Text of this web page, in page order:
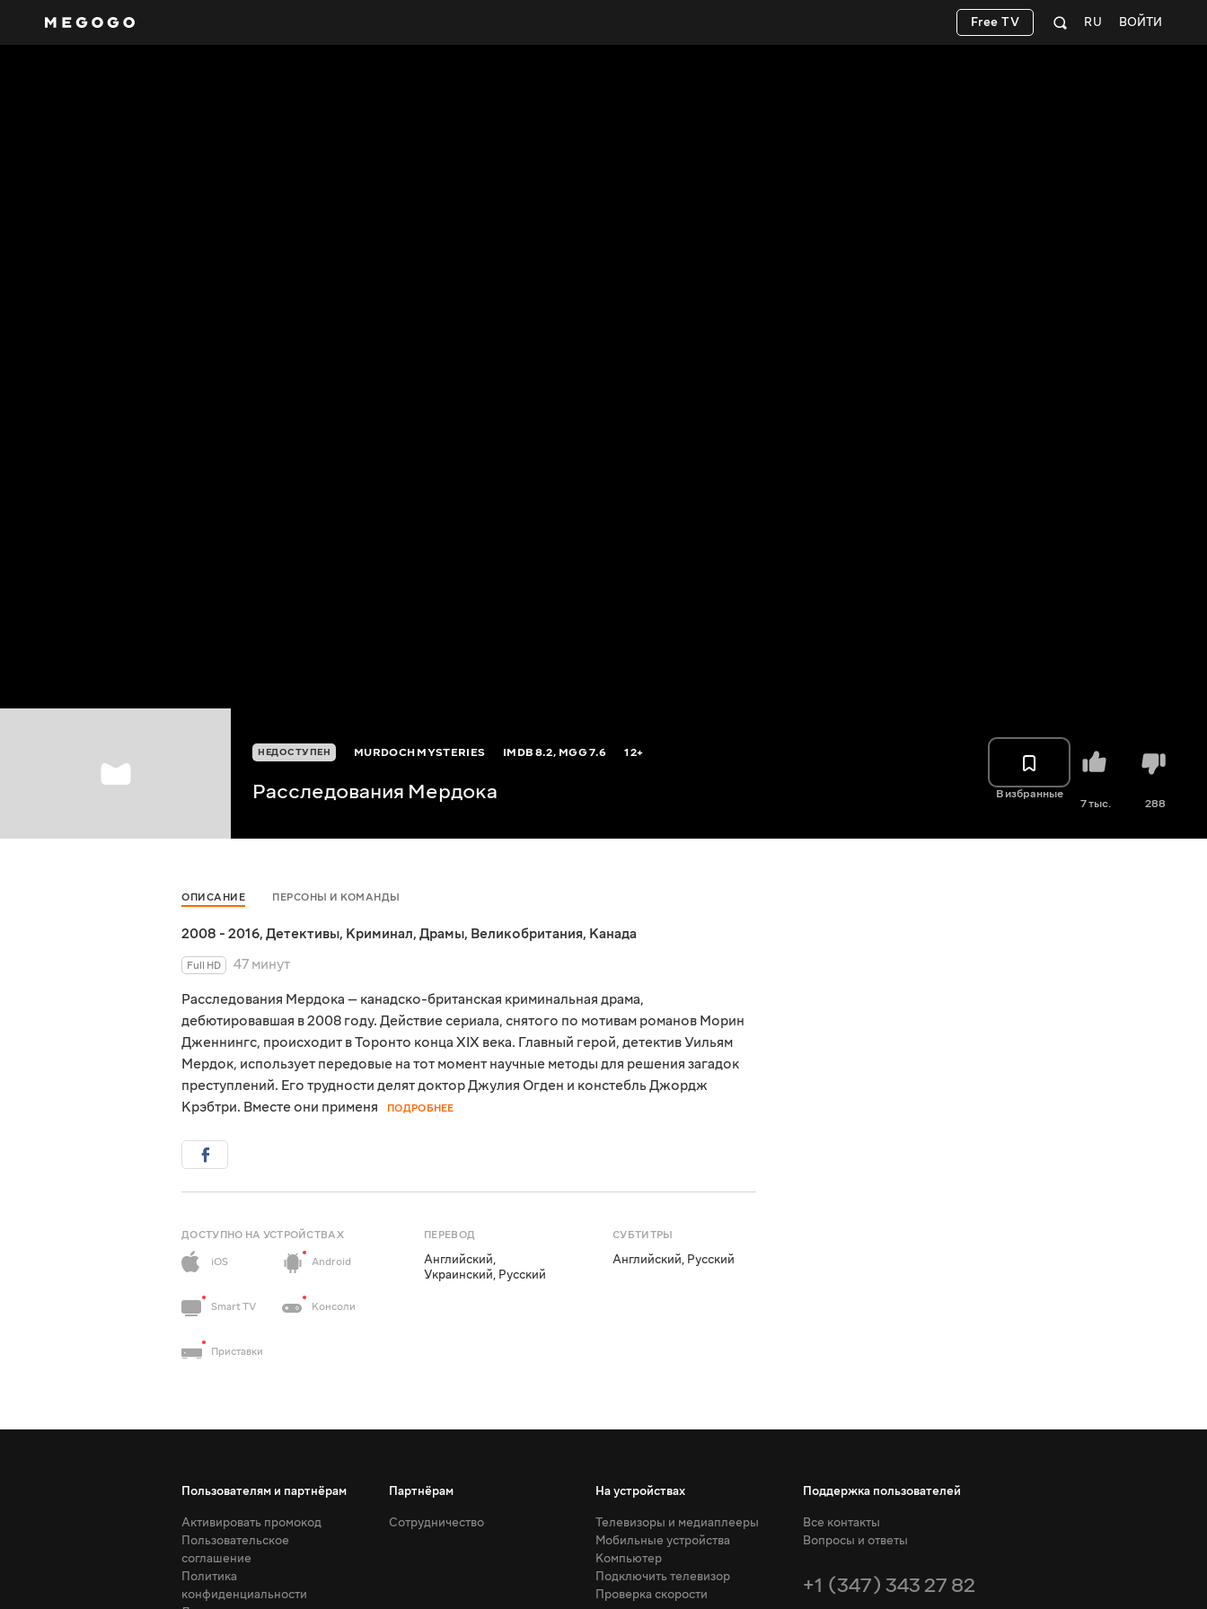
ВОЙТИ
RU
Free TV
НЕДОСТУПЕН MURDOCH MYSTERIES IMDB8.2, MGG7.6 12+
Расследования Мердока В избранные
7 тыс. 288
ОПИСАНИЕ ПЕРСОНЫ И КОМАНДЫ
2008 - 2016, Детективы, Криминал, Драмы, Великобритания, Канада
Full HD
47 минут
Расследования Мердока — канадско-британская криминальная драма,
дебютировавшая в 2008 году. Действие сериала, снятого по мотивам романов Морин
Дженнингс, происходит в Торонто конца XIX века. Главный герой, детектив Уильям
Мердок, использует передовые на тот момент научные методы для решения загадок
преступлений. Его трудности делят доктор Джулия Огден и констебль Джордж
Крэбтри. Вместе они применя
ПОДРОБНЕЕ
ДОСТУПНО НА УСТРОЙСТВАХ
iOS
Android
Smart TV Консоли
Приставки
ПЕРЕВОД
Английский,
Украинский, Русский
СУБТИТРЫ
Английский, Русский
Пользователям и партнёрам
Активировать промокод
Пользовательское
соглашение
Политика
конфиденциальности
Партнёрам
Сотрудничество
На устройствах
Телевизоры и медиаплееры
Мобильные устройства
Компьютер
Подключить телевизор
Проверка скорости
Поддержка пользователей
Все контакты
Вопросы и ответы
+1 (347) 343 27 82